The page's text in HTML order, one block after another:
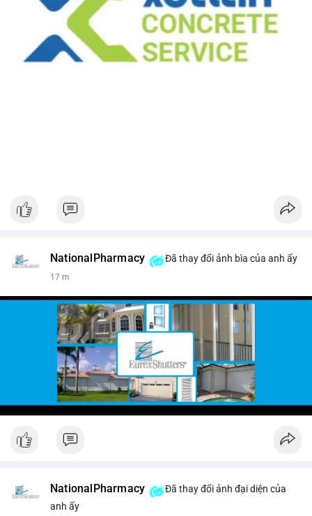
NationalPharmacy Đã thay đổi ảnh bìa của anh ấy
17 m
NationalPharmacy
Đã thay đổi ảnh đại diện của
anh ấy